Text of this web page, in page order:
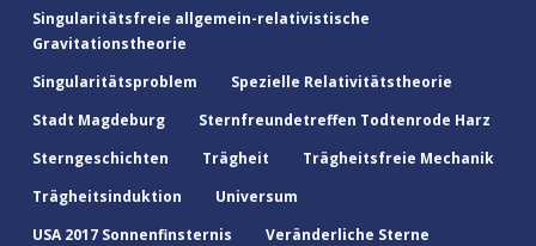
Singularitätsfreie allgemein-relativistische
Gravitationstheorie
Singularitätsproblem
Spezielle Relativitätstheorie
Stadt Magdeburg
Sternfreundetreffen Todtenrode Harz
Sterngeschichten
Trägheit
Trägheitsfreie Mechanik
Trägheitsinduktion
Universum
USA 2017 Sonnenfinsternis
Veränderliche Sterne